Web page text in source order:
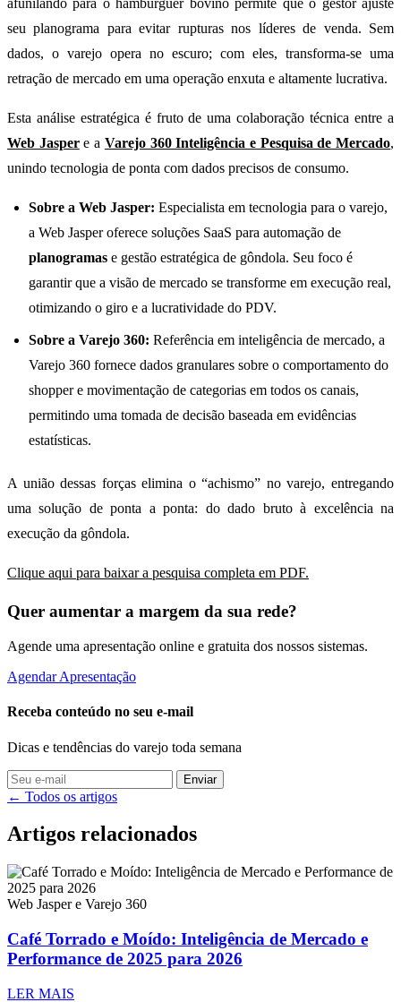
seu planograma para evitar rupturas nos líderes de venda. Sem
dados, o varejo opera no escuro; com eles, transforma-se uma
retração de mercado em uma operação enxuta e altamente lucrativa.
Esta análise estratégica é fruto de uma colaboração técnica entre a
Web Jaspere a Varejo 360 Inteligência e Pesquisa de Mercado,
unindo tecnologia de ponta com dados precisos de consumo.
Sobre a Web Jasper: Especialista em tecnologia para o varejo,
a Web Jasper oferece soluções SaaS para automação de
planogramas e gestão estratégica de gôndola. Seu foco é
garantir que a visão de mercado se transforme em execução real,
otimizando o giro e a lucratividade do PDV.
Sobre a Varejo 360: Referência em inteligência de mercado, a
Varejo 360 fornece dados granulares sobre o comportamento do
shopper e movimentação de categorias em todos os canais,
permitindo uma tomada de decisão baseada em evidências
estatísticas.
A união dessas forças elimina o “achismo” no varejo, entregando
uma solução de ponta a ponta: do dado bruto à excelência na
execução da gôndola.
Clique aqui para baixar a pesquisa completa em PDF.
Quer aumentar a margem da sua rede?
Agende uma apresentação online e gratuita dos nossos sistemas.
Agendar Apresentação
Receba conteúdo no seu e-mail
Dicas e tendências do varejo toda semana
Enviar
← Todos os artigos
Artigos relacionados
Web Jasper e Varejo 360
Café Torrado e Moído: Inteligência de Mercado e
Performance de 2025 para 2026
LER MAIS